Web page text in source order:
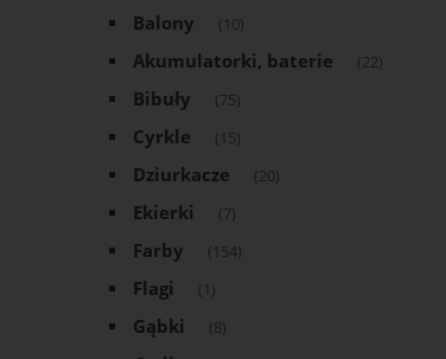
Balony (10)
Akumulatorki, baterie (22)
Bibuły (75)
Cyrkle (15)
Dziurkacze (20)
Ekierki (7)
Farby (154)
Flagi (1)
Gąbki (8)